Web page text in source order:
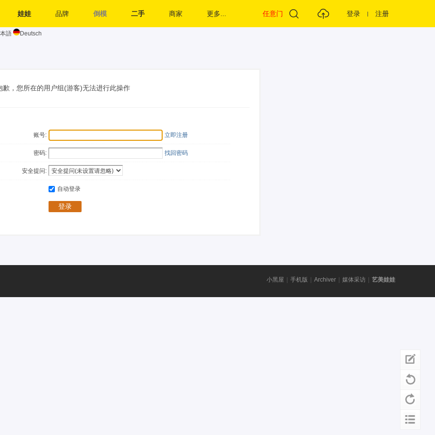
娃娃 品牌 倒模 二手 商家 更多... 任意门 登录 注册
語 Deutsch
歉，您所在的用户组(游客)无法进行此操作
账号: 立即注册
密码: 找回密码
安全提问:
自动登录
登录
小黑屋 手机版 Archiver 媒体采访 艺美娃娃